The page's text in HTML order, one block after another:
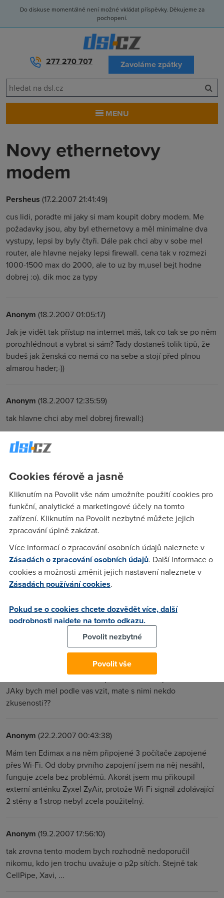
Do diskuse momentálně není možné vkládat příspěvky. Děkujeme za
pochopení.
277 270 707 Zavoláme zpátky
MENU
Novy ethernetovy
modem
Persheus (17.2.2007 21:41:49)
cus lidi, poradte mi jaky si mam koupit dobry modem. Me
požadavky jsou, aby byl ethernetovy a měl minimalne dva
vystupy, lepsi by byly čtyři. Dále pak chci aby v sobe mel
router, ale hlavne nejaky lepsi firewall. cena tak v rozmezi
1000-1500 max do 2000, ale to uz by m,usel bejt hodne
dobrej :o). dik moc za typy
Anonym (18.2.2007 01:05:17)
Jak je vidět tak přístup na internet máš, tak co tak se po něm
porozhlédnout a vybrat si sám? Tady dostaneš tolik tipů, že
budeš jak ženská co nemá co na sebe a stojí před plnou
almarou hader;-))
Anonym (18.2.2007 12:35:59)
tak hlavne chci aby mel dobrej firewall:)
Anonym(18.2.2007 15:18:54)
jen USB a jeden ethernet, ale fungují i souběžně. Se dvěma
ethernety se nic nedělá. Stejný jako ten ASUS je CellPipe
22A-FX který má 4x ethernet.
Anonym(19.2.2007 05:06:12)
Tak to už radši to smc, které bytostně nesnášim.
Anonym(19.2.2007 21:12:48)
A důvod?
(22.2.2007 00:04:53)
Tak jsem si nasel dva kandinaty jeden je Zyxel Prestige
650H-E3 a druhy je Edimax AR-7064+B. Co myslite, jaky z
JAky bych mel podle vas vzit, mate s nimi nekdo
zkusenosti??
Anonym (22.2.2007 00:43:38)
Mám ten Edimax a na něm připojené 3 počítače zapojené
přes Wi-Fi. Od doby prvního zapojení jsem na něj nesáhl,
funguje zcela bez problémů. Akorát jsem mu přikoupil
externí anténku Zyxel ZyAir, protože Wi-Fi signál zdolávající
2 stěny a 1 strop nebyl zcela použitelný.
Anonym (19.2.2007 17:56:10)
tak zrovna tento modem bych rozhodně nedoporučil
nikomu, kdo jen trochu uvažuje o p2p sítích. Stejně tak
CellPipe, Xavi, ...
Cookies férově a jasně
Kliknutím na Povolit vše nám umožníte použití cookies pro
funkční, analytické a marketingové účely na tomto
zařízení. Kliknutím na Povolit nezbytné můžete jejich
zpracování úplně zakázat.
Více informací o zpracování osobních údajů naleznete v
Zásadách o zpracování osobních údajů. Další informace o
cookies a možnosti změnit jejich nastavení naleznete v
Zásadách používání cookies.
Pokud se o cookies chcete dozvědět více, další
podrobnosti najdete na tomto odkazu.
Povolit nezbytné
Povolit vše